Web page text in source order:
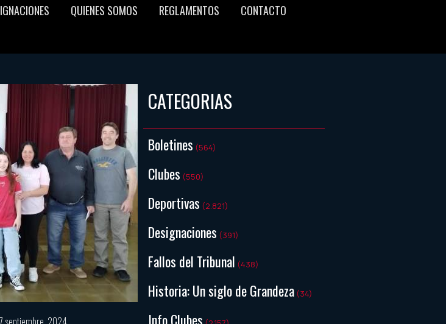
QUIENES SOMOS REGLAMENTOS
CONTACTO
CATEGORIAS
Boletines (564)
Clubes (550)
Deportivas (2.821)
Designaciones (391)
Fallos del Tribunal (438)
Historia: Un siglo de Grandeza (34)
Info Clubes